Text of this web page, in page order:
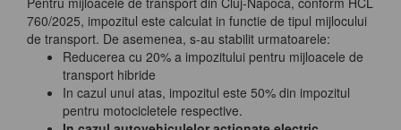
760/2025, impozitul este calculat in functie de tipul mijlocului
de transport. De asemenea, s-au stabilit urmatoarele:
Reducerea cu 20% a impozitului pentru mijloacele de
transport hibride
In cazul unui atas, impozitul este 50% din impozitul
pentru motocicletele respective.